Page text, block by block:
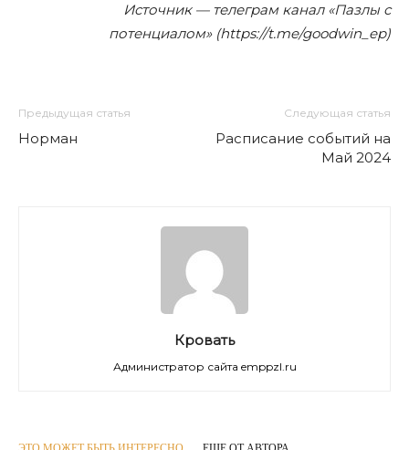
Источник — телеграм канал «Пазлы с
потенциалом» (https://t.me/goodwin_ep)
Предыдущая статья
Норман
Следующая статья
Расписание событий на
Май 2024
Кровать
Администратор сайта emppzl.ru